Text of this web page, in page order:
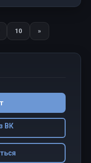
10 »Вперед
ВК